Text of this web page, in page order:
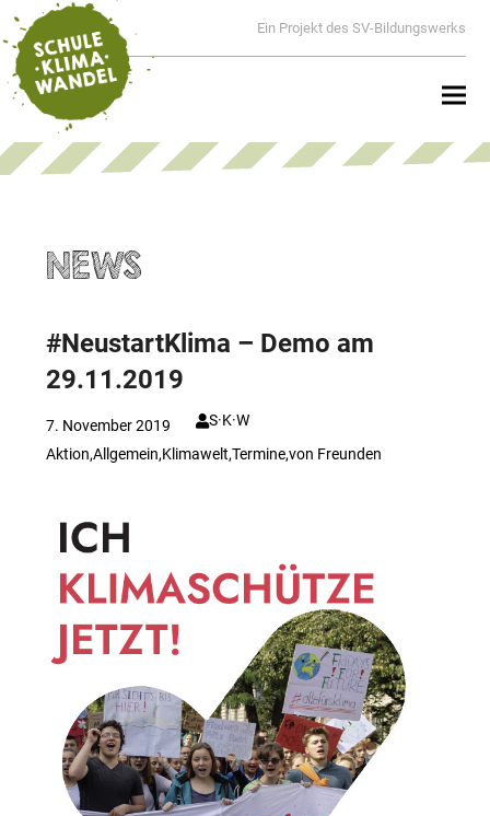
Ein Projekt des SV-Bildungswerks
NEWS
#NeustartKlima – Demo am
29.11.2019
7. November 2019
S·K·W
Aktion,Allgemein,Klimawelt,Termine,von Freunden